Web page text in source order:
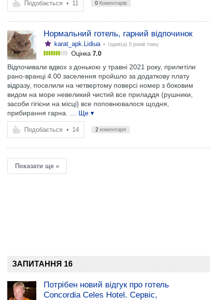
Подобається • 11 0 Коментарів
Нормальний готель, гарний відпочинок
karat_apk.Lidiua • їздив(а) 5 років тому
Оцінка 7.0
Відпочивали вдвох з донькою у травні 2021 року, прилетіли
рано-вранці 4.00 заселення пройшло за додаткову плату
відразу, поселили на четвертому поверсі номер з боковим
видом на море невеликий чистий все приладдя (рушники,
засоби гігієни на місці) все поповнювалося щодня,
прибирання гарна.
… Ще ▾
Подобається • 14 2 коментаря
Показати ще »
ЗАПИТАННЯ 16
Потрібен новий відгук про готель
Concordia Celes Hotel. Сервіс,